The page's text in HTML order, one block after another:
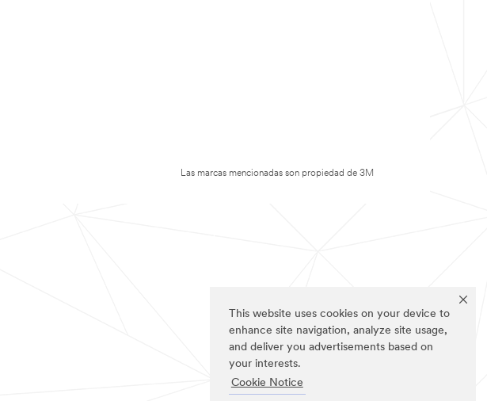
This website uses cookies on your device to
enhance site navigation, analyze site usage,
and deliver you advertisements based on
your interests.
Cookie Notice
Las marcas mencionadas son propiedad de 3M